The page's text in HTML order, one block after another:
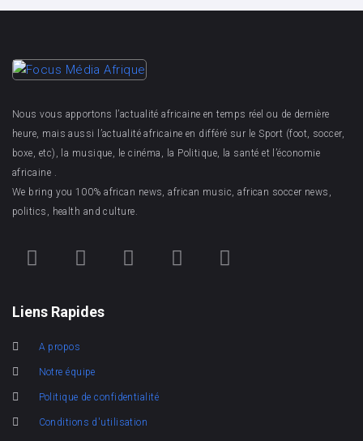
Nous vous apportons l’actualité africaine en temps réel ou de dernière
heure, mais aussi l’actualité africaine en différé sur le Sport (foot, soccer,
boxe, etc), la musique, le cinéma, la Politique, la santé et l’économie
africaine .
We bring you 100% african news, african music, african soccer news,
politics, health and culture.
Liens Rapides
A propos
Notre équipe
Politique de confidentialité
Conditions d'utilisation